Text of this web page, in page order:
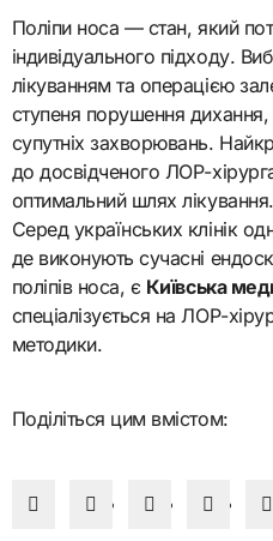
Поліпи носа — стан, який
індивідуального підходу.
лікуванням та операцією
ступеня порушення дихання,
супутніх захворювань.
до досвідченого ЛОР-
оптимальний шлях лікування.
Серед українських клінік
де виконують сучасні
поліпів носа, є Київська
спеціалізується на ЛОР-
методики.
Поділіться цим вмістом: